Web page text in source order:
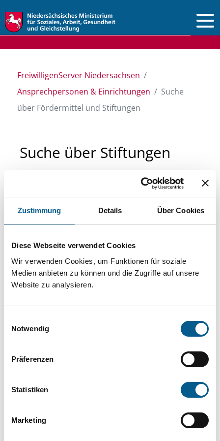
Zustimmung Details Über Cookies
Diese Webseite verwendet Cookies
Wir verwenden Cookies, um Funktionen für soziale
Medien anbieten zu können und die Zugriffe auf unsere
Website zu analysieren.
Notwendig
Präferenzen
Statistiken
Marketing
FreiwilligenServer Niedersachsen
Ansprechpersonen & Einrichtungen
Suche
über Fördermittel und Stiftungen
Suche über Stiftungen
Sie suchen finanzielle Unterstützung für ein
Projekt oder ein Vorhaben? Hier können Sie
direkt über unsere Fördermitteldatenbank und
Stiftungsdatenbank recherchieren. Bei der
Suche bitte die Groß- und Kleinschreibung
beachten.
können durch die Wahl von Bereichen oder